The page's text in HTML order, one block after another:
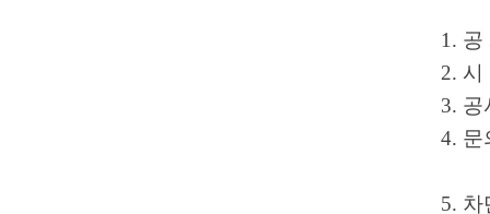
1.
2.
3.
4.
5. 차